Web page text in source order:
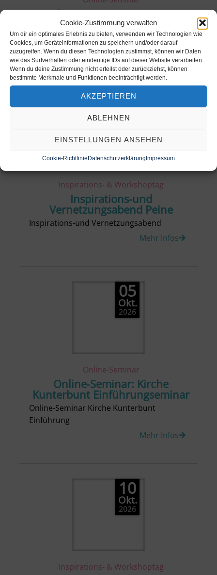
Cookie-Zustimmung verwalten
Um dir ein optimales Erlebnis zu bieten, verwenden wir Technologien wie
Cookies, um Geräteinformationen zu speichern und/oder darauf
zuzugreifen. Wenn du diesen Technologien zustimmst, können wir Daten
wie das Surfverhalten oder eindeutige IDs auf dieser Website verarbeiten.
Wenn du deine Zustimmung nicht erteilst oder zurückziehst, können
bestimmte Merkmale und Funktionen beeinträchtigt werden.
AKZEPTIEREN
ABLEHNEN
EINSTELLUNGEN ANSEHEN
Cookie-RichtlinieDatenschutzerklärungImpressum
Online-Seminar: How to get
started
Online-Seminar
Mehr Infos
01
Okt.
Inspirations- & Workshoptag
Inspirations-und
Vernetzungsabend Peine
Inspirations-und Vernetzungsabend
Mehr Infos
05
Okt.
2026
Online-Seminar
Online-Seminar: Kirche
Kunterbunt Einführungseminar
Online-Seminar Kirche Kunterbunt
Einführung
Mehr Infos
10
Okt.
2026
Inspirations- & Workshoptag